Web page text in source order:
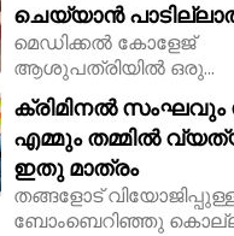
ചെയ്യാൻ
മെഡിക്കൽ കോളേജ്
ആശുപത്രിയിൽ ഒരു...
ക്രിമിനൽ സംഘവും
എമ്മും തമ്മിൽ
ഇതു മാത്രം
തങ്ങളോട്
ബോംബെറിഞ്ഞു